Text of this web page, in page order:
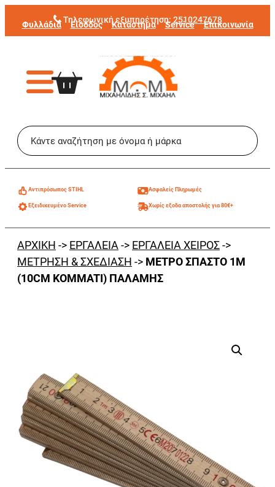
Μετάβαση
στο
Τηλεφωνική εξυπηρέτηση: 2510247678
Φυλλάδια Είσοδος Κατάστημα Service Επικοινωνία
Aντιπρόσωπος STIHL Ασφαλείς Πληρωμές
Εξειδικευμένο Service Χωρίς εξοδα αποστολής για 80€+
ΑΡΧΙΚΗ -> ΕΡΓΑΛΕΙΑ -> ΕΡΓΑΛΕΙΑ ΧΕΙΡΟΣ->
ΜΕΤΡΗΣΗ & ΣΧΕΔΙΑΣΗ -> ΜΕΤΡΟ ΣΠΑΣΤΟ 1M
(10CM KOMMATI) ΠΑΛΑΜΗΣ